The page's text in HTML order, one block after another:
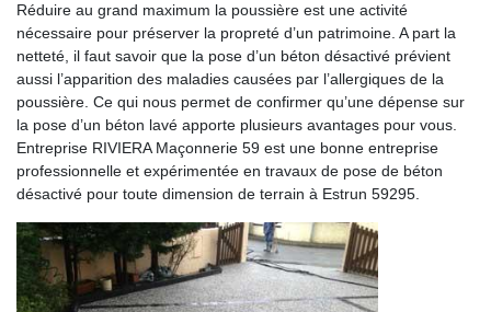
Réduire au grand maximum la poussière est une activité
nécessaire pour préserver la propreté d’un patrimoine. A part la
netteté, il faut savoir que la pose d’un béton désactivé prévient
aussi l’apparition des maladies causées par l’allergiques de la
poussière. Ce qui nous permet de confirmer qu’une dépense sur
la pose d’un béton lavé apporte plusieurs avantages pour vous.
Entreprise RIVIERA Maçonnerie 59 est une bonne entreprise
professionnelle et expérimentée en travaux de pose de béton
désactivé pour toute dimension de terrain à Estrun 59295.